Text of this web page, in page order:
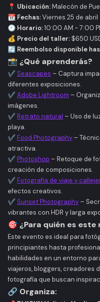
📍 Ubicación:Malecón de
📆 Fechas:Viernes 25 de
🕙 Horario:10:00 AM - 7:00
💰 Precio del taller: $650
🔄 Reembolso disponible
📸 ¿Qué aprenderás?
✔ Seascapes – Captura
diferentes exposiciones.
✔ Adobe Lightroom –
imágenes.
✔ Retrato natural – Uso de
playa.
✔ Food Photography –
atractiva.
✔ Photoshop – Retoque de
creación de composiciones.
✔ Fotografía de viaje y
efectos creativos.
✔ Sunset Photography –
vibrantes con HDR y larga
🎯 ¿Para quién es este
Este evento es ideal para
principiantes hasta
habilidades en un entorno
viajeros, bloggers, creadores
fotografía que buscan
🔗 Organiza: